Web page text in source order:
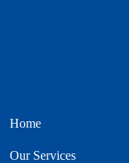
Home
Our Services